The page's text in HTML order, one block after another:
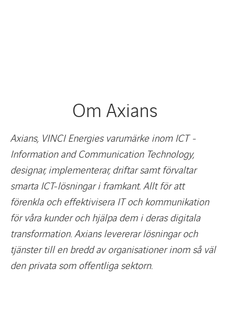
Om Axians
Axians, VINCI Energies varumärke inom ICT -
Information and Communication Technology,
designar, implementerar, driftar samt förvaltar
smarta ICT-lösningar i framkant. Allt för att
förenkla och effektivisera IT och kommunikation
för våra kunder och hjälpa dem i deras digitala
transformation. Axians levererar lösningar och
tjänster till en bredd av organisationer inom så väl
den privata som offentliga sektorn.